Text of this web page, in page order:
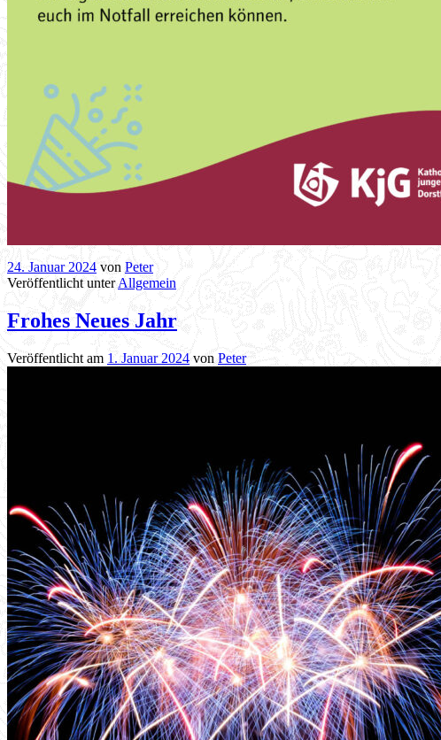
24. Januar 2024 von Peter
Veröffentlicht unter Allgemein
Frohes Neues Jahr
Veröffentlicht am 1. Januar 2024 von Peter